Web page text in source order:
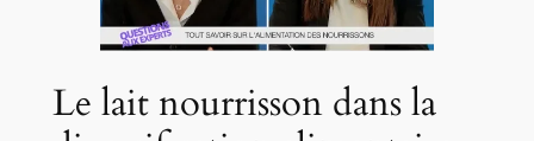
Le lait nourrisson dans la